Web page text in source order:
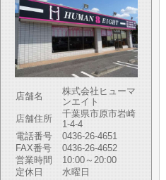
店舗名
株式会社ヒューマ
ンエイト
店舗住所
千葉県市原市岩崎
1-4-4
電話番号
0436-26-4651
FAX番号
0436-26-4652
営業時間
10:00～20:00
定休日
水曜日